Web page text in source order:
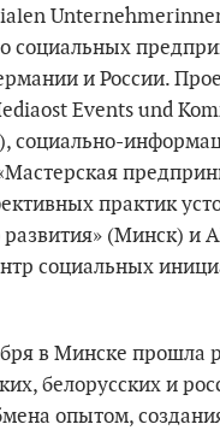
социальных
и России.
Events und
социально-
практик
развития» (Минск) и
социальных
в Минске прошла
белорусских и
опытом,